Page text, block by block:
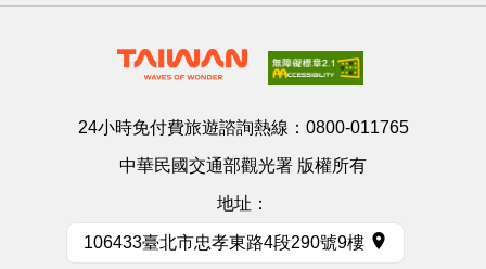
24小時免付費旅遊諮詢熱線： 0800-011765
中華民國交通部觀光署 版權所有
地址：
106433臺北市忠孝東路4段290號9樓